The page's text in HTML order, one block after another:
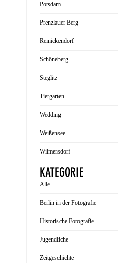
Potsdam
Prenzlauer Berg
Reinickendorf
Schöneberg
Steglitz
Tiergarten
Wedding
Weißensee
Wilmersdorf
KATEGORIE
Alle
Berlin in der Fotografie
Historische Fotografie
Jugendliche
Zeitgeschichte